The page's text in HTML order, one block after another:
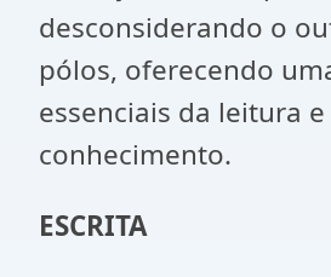
desconsiderando o
pólos, oferecendo
essenciais da leitura
conhecimento.
ESCRITA